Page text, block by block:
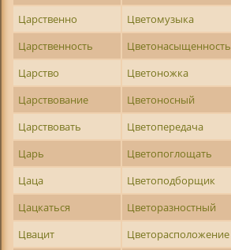
Царственно
Цветомузыка
Царственность
Цветонасыщенность
Царство
Цветоножка
Царствование
Цветоносный
Царствовать
Цветопередача
Царь
Цветопоглощать
Цаца
Цветоподборщик
Цацкаться
Цветоразностный
Цвацит
Цветорасположение